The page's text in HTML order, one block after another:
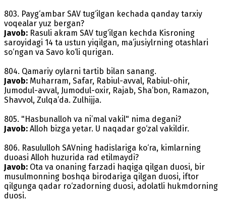
803. Payg‘ambar SAV tug‘ilgan kechada qanday tarxiy
voqealar yuz bergan?
Javob: Rasuli akram SAV tug‘ilgan kechda Kisroning
saroyidagi 14 ta ustun yiqilgan, ma’jusiylrning otashlari
so‘ngan va Savo ko‘li qurigan.
804. Qamariy oylarni tartib bilan sanang.
Javob: Muharram, Safar, Rabiul-avval, Rabiul-ohir,
Jumodul-avval, Jumodul-oxir, Rajab, Sha’bon, Ramazon,
Shavvol, Zulqa’da. Zulhijja.
805. "Hasbunalloh va ni’mal vakil" nima degani?
Javob: Alloh bizga yetar. U naqadar go‘zal vakildir.
806. Rasululloh SAVning hadislariga ko‘ra, kimlarning
duoasi Alloh huzurida rad etilmaydi?
Javob: Ota va onaning farzadi haqiga qilgan duosi, bir
musulmonning boshqa birodariga qilgan duosi, iftor
qilgunga qadar ro‘zadorning duosi, adolatli hukmdorning
duosi.